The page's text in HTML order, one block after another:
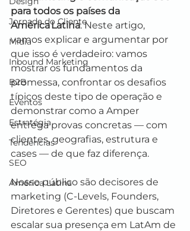
Jornada do Cliente
Mídia
Inbound Marketing
B2B
Eventos
Estratégia
Tendências
SEO
América Latina
para todos os países da
América Latina. Neste artigo,
vamos explicar e argumentar por
que isso é verdadeiro: vamos
mostrar os fundamentos da
promessa, confrontar os desafios
típicos deste tipo de operação e
demonstrar como a Amper
entrega provas concretas — com
clientes, geografias, estrutura e
cases — de que faz diferença.
Nosso público são decisores de
marketing (C‑Levels, Founders,
Diretores e Gerentes) que buscam
escalar sua presença em LatAm de